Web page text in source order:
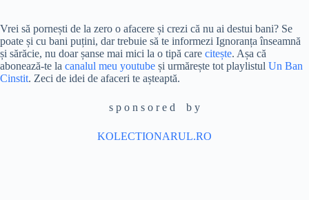
Vrei să pornești de la zero o afacere și crezi că nu ai destui bani? Se
poate și cu bani puțini, dar trebuie să te informezi Ignoranța înseamnă
și sărăcie, nu doar șanse mai mici la o tipă care citește. Așa că
abonează-te la canalul meu youtube și urmărește tot playlistul Un Ban
Cinstit. Zeci de idei de afaceri te așteaptă.
s p o n s o r e d b y
KOLECTIONARUL.RO